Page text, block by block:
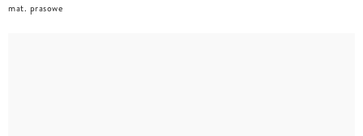
mat. prasowe